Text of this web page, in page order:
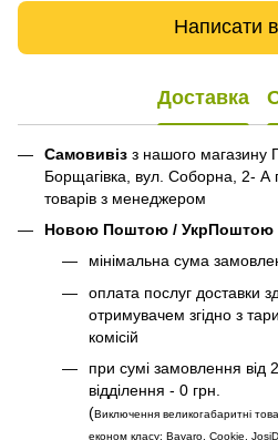
Написати
Доставка
Самовивіз з нашого магазину
Борщагівка, вул. Соборна, 2- А
товарів з менеджером
Новою Поштою / УкрПоштою
мінімальна сума
оплата послуг доставки
отримувачем згідно з
комісій
при сумі замовлення від
відділення - 0 грн.
(Виключення великогабаритні
економ класу: Bavaro, Cookie,